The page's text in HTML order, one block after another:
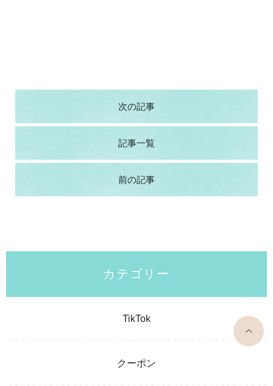
次の記事
記事一覧
前の記事
カテゴリー
TikTok
クーポン
top